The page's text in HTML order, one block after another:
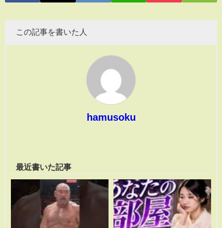
この記事を書いた人
hamusoku
最近書いた記事